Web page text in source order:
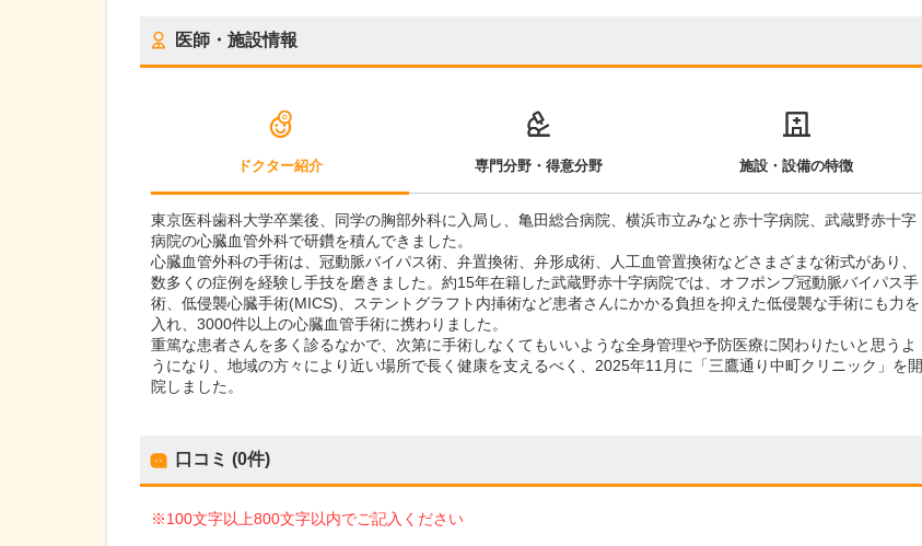
医師・施設情報
ドクター紹介 専門分野・得意分野 施設・設備の特徴
東京医科歯科大学卒業後、同学の胸部外科に入局し、亀田総合病院、横浜市立みなと赤十字病院、武蔵野赤十字
病院の心臓血管外科で研鑽を積んできました。
心臓血管外科の手術は、冠動脈バイパス術、弁置換術、弁形成術、人工血管置換術などさまざまな術式があり、
数多くの症例を経験し手技を磨きました。約15年在籍した武蔵野赤十字病院では、オフポンプ冠動脈バイパス手
術、低侵襲心臓手術(MICS)、ステントグラフト内挿術など患者さんにかかる負担を抑えた低侵襲な手術にも力を
入れ、3000件以上の心臓血管手術に携わりました。
重篤な患者さんを多く診るなかで、次第に手術しなくてもいいような全身管理や予防医療に関わりたいと思うよ
うになり、地域の方々により近い場所で長く健康を支えるべく、2025年11月に「三鷹通り中町クリニック」を開
院しました。
口コミ (0件)
※100文字以上800文字以内でご記入ください